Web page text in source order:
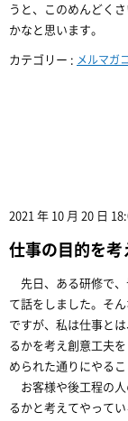
うと、このめんどく
かなと思います。
カテゴリー : メルマガ
2021 年 10 月 20 日
仕事の目的を考
先日、ある研修で、
て話をしました。そ
ですが、私は仕事と
るかを考え創意工夫
められた通りにやる
お客様や後工程の人
るかと考えてやって